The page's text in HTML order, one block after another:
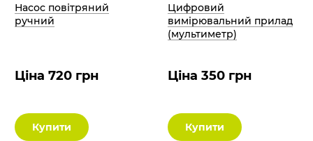
Насос повітряний
ручний
Ціна 720 грн
Купити
Цифровий
вимірювальний прилад
(мультиметр)
Ціна 350 грн
Купити